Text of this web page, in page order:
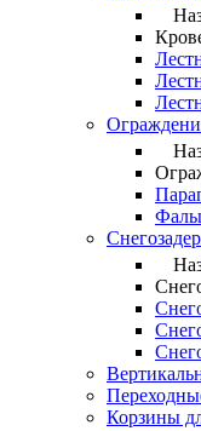
Корзины